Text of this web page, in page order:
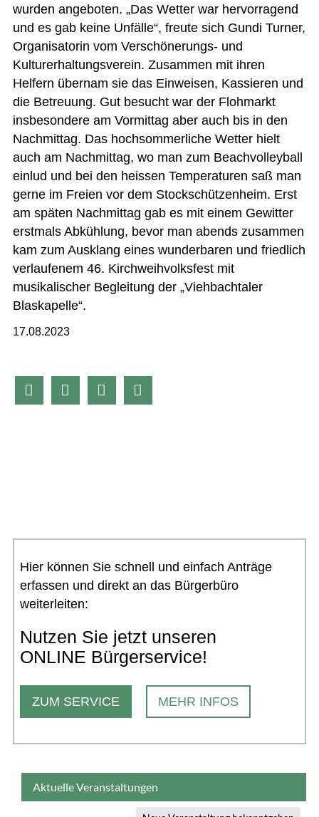
wurden angeboten. „Das Wetter war hervorragend
und es gab keine Unfälle“, freute sich Gundi Turner,
Organisatorin vom Verschönerungs- und
Kulturerhaltungsverein. Zusammen mit ihren
Helfern übernam sie das Einweisen, Kassieren und
die Betreuung. Gut besucht war der Flohmarkt
insbesondere am Vormittag aber auch bis in den
Nachmittag. Das hochsommerliche Wetter hielt
auch am Nachmittag, wo man zum Beachvolleyball
einlud und bei den heissen Temperaturen saß man
gerne im Freien vor dem Stockschützenheim. Erst
am späten Nachmittag gab es mit einem Gewitter
erstmals Abkühlung, bevor man abends zusammen
kam zum Ausklang eines wunderbaren und friedlich
verlaufenem 46. Kirchweihvolksfest mit
musikalischer Begleitung der „Viehbachtaler
Blaskapelle“.
17.08.2023
   
Hier können Sie schnell und einfach Anträge
erfassen und direkt an das Bürgerbüro
weiterleiten:
Nutzen Sie jetzt unseren
ONLINE Bürgerservice!
ZUM SERVICE MEHR INFOS